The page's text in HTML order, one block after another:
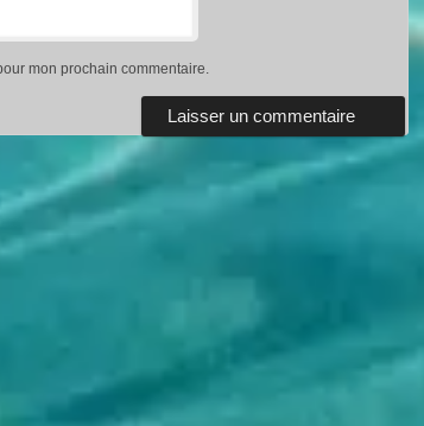
mon prochain commentaire.